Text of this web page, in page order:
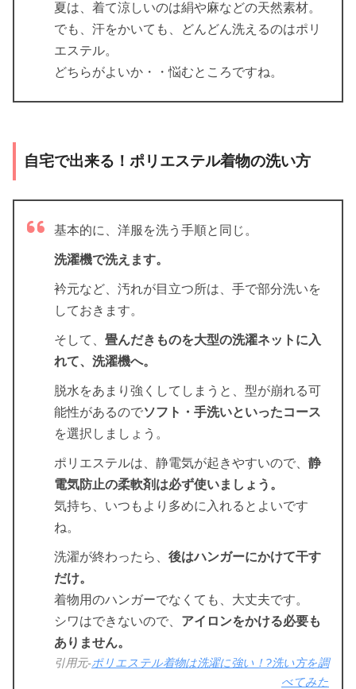
夏は、着て涼しいのは絹や麻などの天然素材。
でも、汗をかいても、どんどん洗えるのはポリ
エステル。
どちらがよいか・・悩むところですね。
自宅で出来る！ポリエステル着物の洗い方
基本的に、洋服を洗う手順と同じ。
洗濯機で洗えます。
衿元など、汚れが目立つ所は、手で部分洗いを
しておきます。
そして、 畳んだきものを大型の洗濯ネットに入
れて、 洗濯機へ。
脱水をあまり強くしてしまうと、型が崩れる可
能性があるのでソフト・手洗いといったコース
を選択しましょう。
ポリエステルは、静電気が起きやすいので、 静
電気防止の柔軟剤は必ず使いましょう。
気持ち、いつもより多めに入れるとよいです
ね。
洗濯が終わったら、 後はハンガーにかけて干す
だけ。
着物用のハンガーでなくても、大丈夫です。
シワはできないので、 アイロンをかける必要も
ありません。
引用元-ポリエステル着物は洗濯に強い！?洗い方を調
べてみた